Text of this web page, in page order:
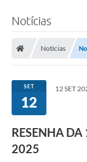
Notícias
Notícias
SET
12
12 SET
RESENHA
2025